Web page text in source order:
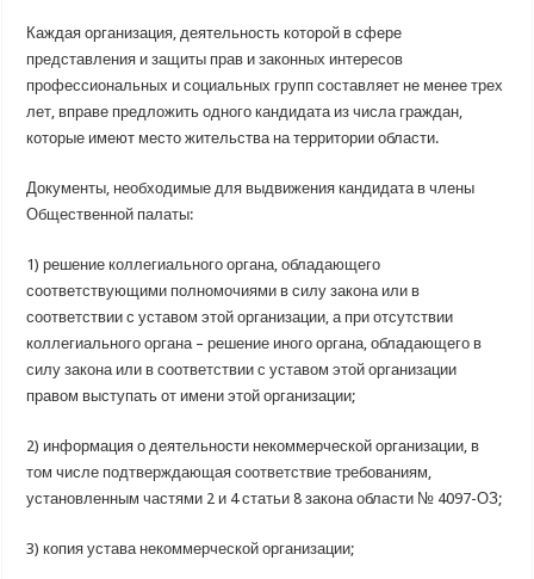
Каждая организация, деятельность которой в сфере
представления и защиты прав и законных интересов
профессиональных и социальных групп составляет не менее трех
лет, вправе предложить одного кандидата из числа граждан,
которые имеют место жительства на территории области.
Документы, необходимые для выдвижения кандидата в члены
Общественной палаты:
1) решение коллегиального органа, обладающего
соответствующими полномочиями в силу закона или в
соответствии с уставом этой организации, а при отсутствии
коллегиального органа – решение иного органа, обладающего в
силу закона или в соответствии с уставом этой организации
правом выступать от имени этой организации;
2) информация о деятельности некоммерческой организации, в
том числе подтверждающая соответствие требованиям,
установленным частями 2 и 4 статьи 8 закона области № 4097-ОЗ;
3) копия устава некоммерческой организации;